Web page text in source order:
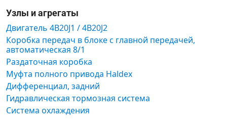
Узлы и агрегаты
Двигатель 4B20J1 / 4B20J2
Коробка передач в блоке с главной передачей,
автоматическая 8/1
Раздаточная коробка
Муфта полного привода Haldex
Дифференциал, задний
Гидравлическая тормозная система
Система охлаждения